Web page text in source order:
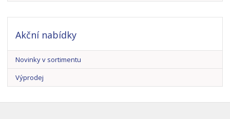
Akční nabídky
Novinky v sortimentu
Výprodej